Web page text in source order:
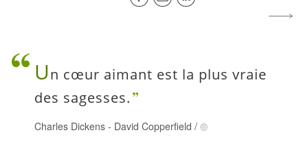
Un cœur aimant est la plus vraie
des sagesses.
Charles Dickens - David Copperfield /